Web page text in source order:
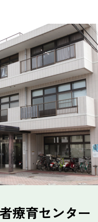
療育センター